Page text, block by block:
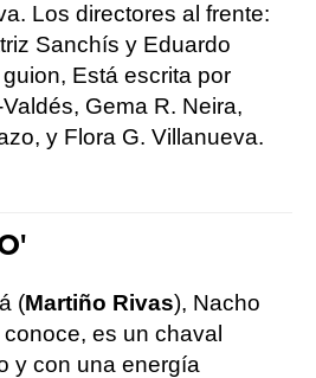
Los directores al frente:
Sanchís y Eduardo
Está escrita por
Gema R. Neira,
y Flora G. Villanueva.
(Martiño Rivas), Nacho
es un chaval
y con una energía